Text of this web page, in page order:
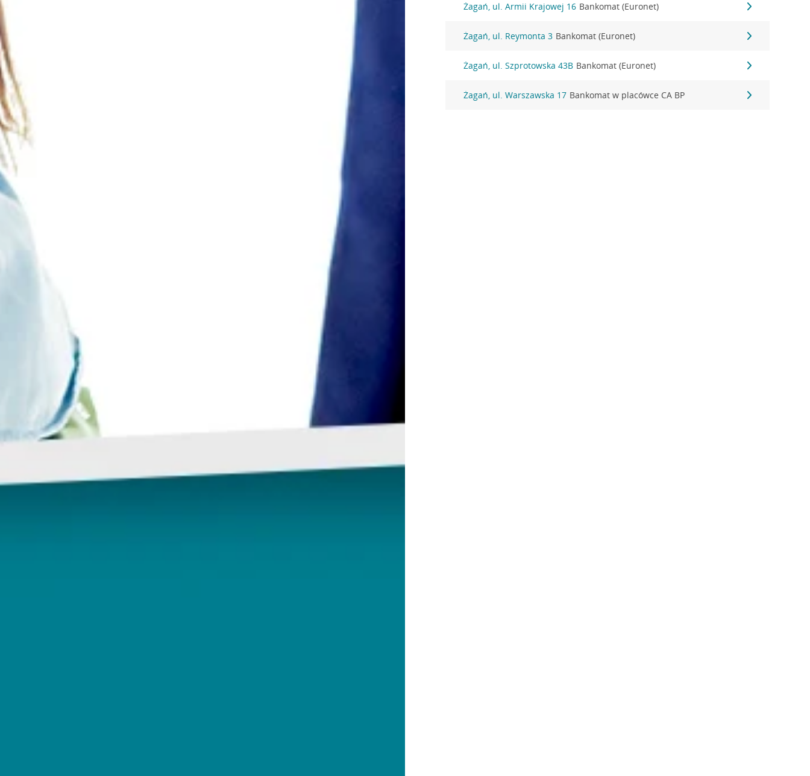
Żagań, ul. Armii Krajowej 16 Bankomat (Euronet)
Żagań, ul. Reymonta 3 Bankomat (Euronet)
Żagań, ul. Szprotowska 43B Bankomat (Euronet)
Żagań, ul. Warszawska 17 Bankomat w placówce CA BP